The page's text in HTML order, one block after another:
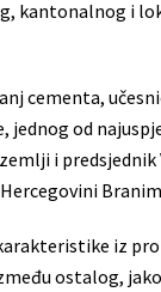
kantonalnog i
cementa,
jednog od
i predsjednik
iz
ostalog,